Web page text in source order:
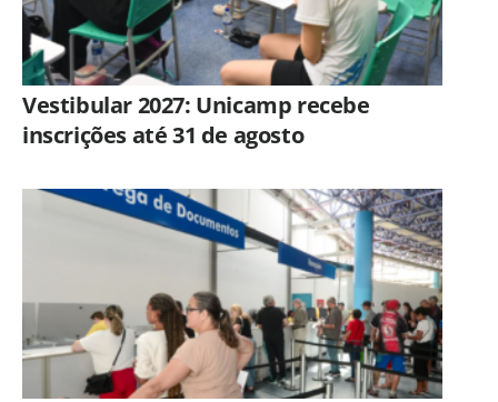
Vestibular 2027: Unicamp recebe
inscrições até 31 de agosto